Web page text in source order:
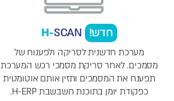
חדש! H-SCAN
מערכת חדשנית לסריקה ולפענוח של
מסמכים. לאחר סריקת מסמכי רכש המערכת
תפענח את המסמכים ותזין אותם אוטומטית
כפקודת יומן בתוכנת חשבשבת H-ERP.